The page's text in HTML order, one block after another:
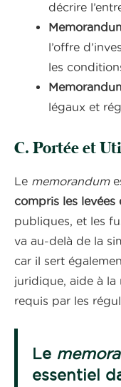
décrire
l’offre
les
légaux et
C. Portée et
Le memorandum
compris les
publiques, et les
va au-delà de la
car il sert
juridique, aide à
requis par les
Le
essentiel